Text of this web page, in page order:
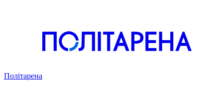
Політарена